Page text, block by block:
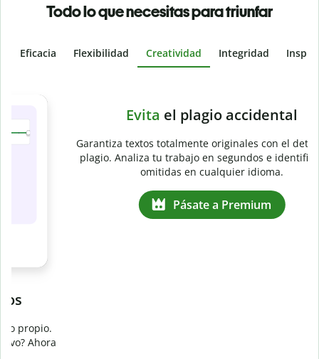
Todo lo que necesitas para triunfar
Eficacia Flexibilidad Creatividad Integridad
Slide 4 of 6
Garantiza textos totalmente originales con el detector de
plagio. Analiza tu trabajo en segundos e identifica citas